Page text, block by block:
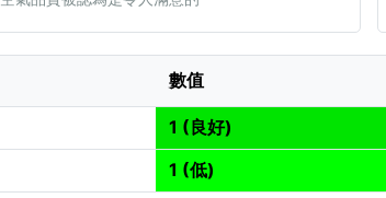
數值
1 (良好)
1 (低)